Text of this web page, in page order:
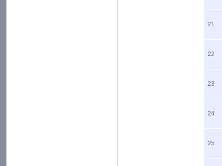
21
22
23
24
25